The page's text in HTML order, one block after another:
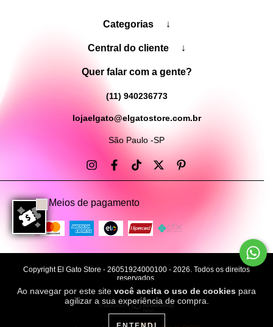
Ao navegar por este site você aceita o uso de cookies para
agilizar a sua experiência de compra.
Categorias ↓
Central do cliente ↓
Quer falar com a gente?
(11) 940236773
lojaelgato@elgatostore.com.br
São Paulo -SP
Meios de pagamento
Copyright El Gato Store - 26051924000100 - 2026. Todos os direitos
reservados.